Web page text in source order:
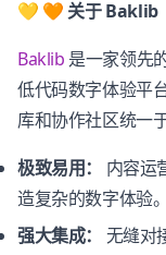
💛 🧡 关于 Baklib
Baklib 是一家领先
低代码数字体验平
库和协作社区统一
极致易用：
内容运
造复杂的数字体验。
强大集成：
无缝对